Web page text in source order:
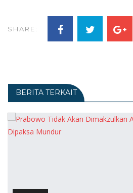
SHARE:
BERITA TERKAIT